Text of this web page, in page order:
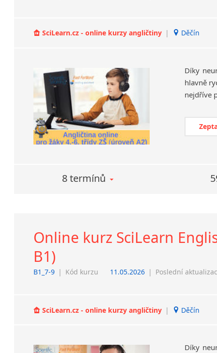
SciLearn.cz - online kurzy angličtiny | Děčín
Díky
hlavně
8 termínů
Online kurz SciLearn
B1)
B1_7-9 | Kód kurzu 11.05.2026 | Poslední
SciLearn.cz - online kurzy angličtiny | Děčín
Díky